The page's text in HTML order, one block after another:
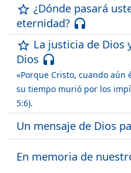
star_outline ¿Dónde pasará
eternidad? headset
star_outline La justicia de Dios
Dios headset
«Porque Cristo, cuando aún
su tiempo murió por los
5:6).
Un mensaje de Dios
En memoria de